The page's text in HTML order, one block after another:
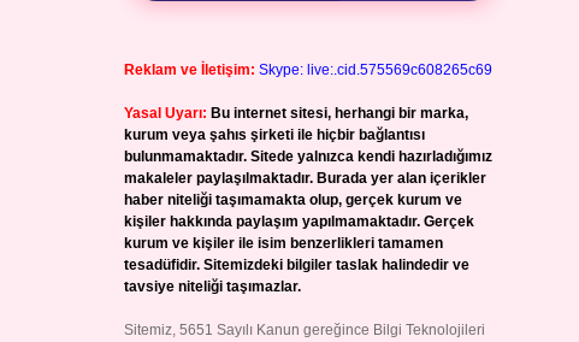
Reklam ve İletişim: Skype: live:.cid.575569c608265c69
Yasal Uyarı: Bu internet sitesi, herhangi bir marka,
kurum veya şahıs şirketi ile hiçbir bağlantısı
bulunmamaktadır. Sitede yalnızca kendi hazırladığımız
makaleler paylaşılmaktadır. Burada yer alan içerikler
haber niteliği taşımamakta olup, gerçek kurum ve
kişiler hakkında paylaşım yapılmamaktadır. Gerçek
kurum ve kişiler ile isim benzerlikleri tamamen
tesadüfidir. Sitemizdeki bilgiler taslak halindedir ve
tavsiye niteliği taşımazlar.
Sitemiz, 5651 Sayılı Kanun gereğince Bilgi Teknolojileri